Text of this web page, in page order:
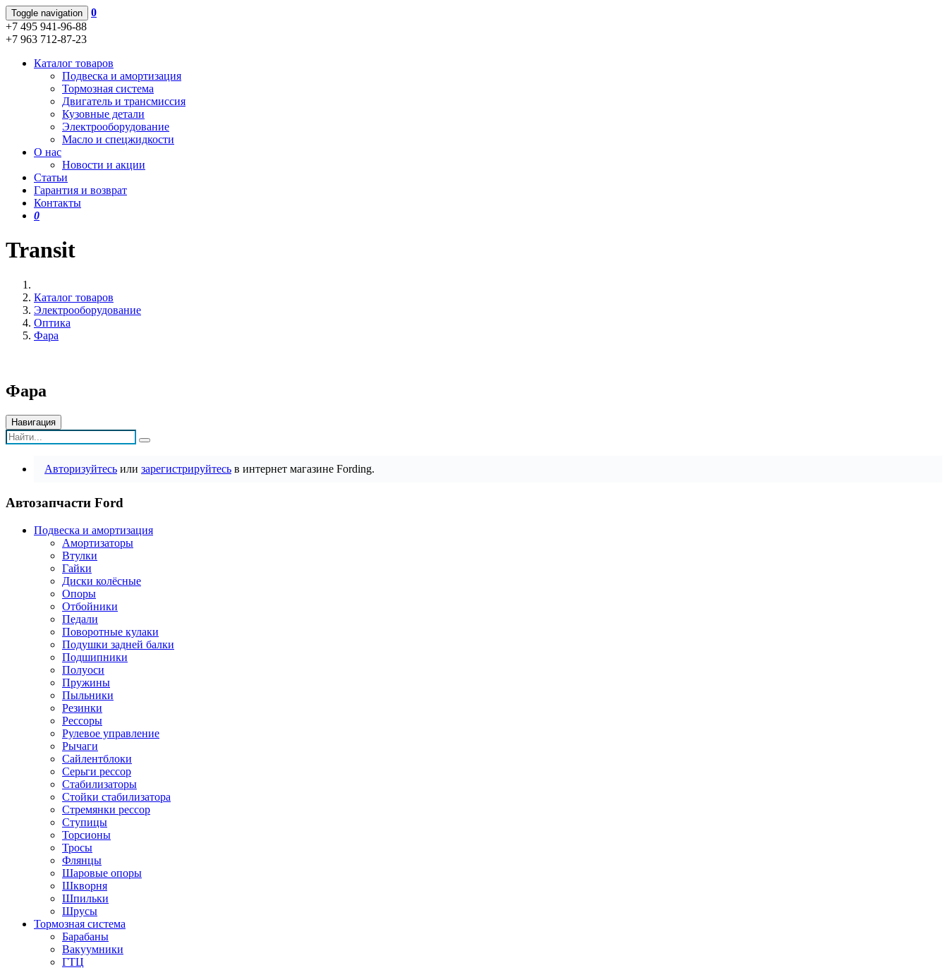
Toggle navigation
0
+7 495 941-96-88
+7 963 712-87-23
Каталог товаров
Подвеска и амортизация
Тормозная система
Двигатель и трансмиссия
Кузовные детали
Электрооборудование
Масло и спецжидкости
О нас
Новости и акции
Статьи
Гарантия и возврат
Контакты
0
Transit
Каталог товаров
Электрооборудование
Оптика
Фара
Фара
Навигация
Авторизуйтесь или зарегистрируйтесь в интернет магазине Fording.
Автозапчасти Ford
Подвеска и амортизация
Амортизаторы
Втулки
Гайки
Диски колёсные
Опоры
Отбойники
Педали
Поворотные кулаки
Подушки задней балки
Подшипники
Полуоси
Пружины
Пыльники
Резинки
Рессоры
Рулевое управление
Рычаги
Сайлентблоки
Серьги рессор
Стабилизаторы
Стойки стабилизатора
Стремянки рессор
Ступицы
Торсионы
Тросы
Флянцы
Шаровые опоры
Шкворня
Шпильки
Шрусы
Тормозная система
Барабаны
Вакуумники
ГТЦ